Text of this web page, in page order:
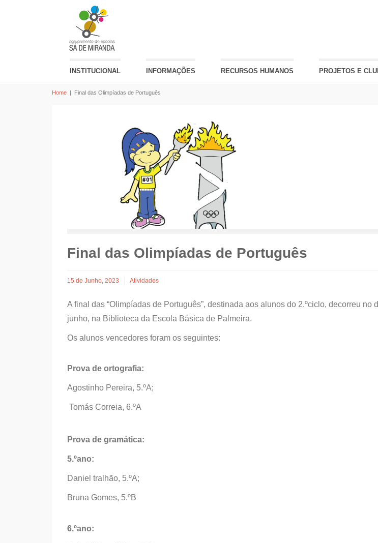
INSTITUCIONAL INFORMAÇÕES RECURSOS HUMANOS PROJETOS E
Home | Final das Olimpíadas de Português
Final das Olimpíadas de Português
15 de Junho, 2023 Atividades
A final das “Olimpíadas de Português”, destinada aos alunos do 2.ºciclo, decorreu no
junho, na Biblioteca da Escola Básica de Palmeira.
Os alunos vencedores foram os seguintes:
Prova de ortografia:
Agostinho Pereira, 5.ºA;
Tomás Correia, 6.ºA
Prova de gramática:
5.ºano:
Daniel tralhão, 5.ºA;
Bruna Gomes, 5.ºB
6.ºano: